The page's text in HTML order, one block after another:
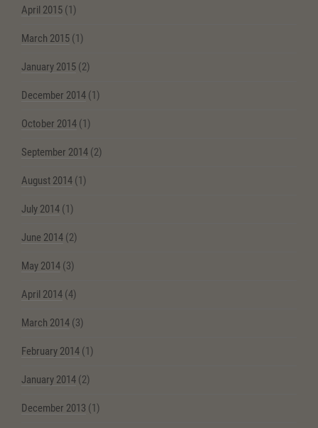
April 2015 (1)
March 2015 (1)
January 2015 (2)
December 2014 (1)
October 2014 (1)
September 2014 (2)
August 2014 (1)
July 2014 (1)
June 2014 (2)
May 2014 (3)
April 2014 (4)
March 2014 (3)
February 2014 (1)
January 2014 (2)
December 2013 (1)